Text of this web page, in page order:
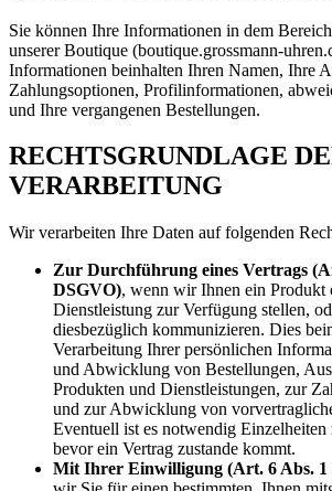
Sie können Ihre Informationen in dem
unserer Boutique (boutique.grossmann-
Informationen beinhalten Ihren Namen, Ihre
Zahlungsoptionen, Profilinformationen,
und Ihre vergangenen Bestellungen.
RECHTSGRUNDLAGE
VERARBEITUNG
Wir verarbeiten Ihre Daten auf folgenden
Zur Durchführung eines Vertrags
DSGVO), wenn wir Ihnen ein Produkt
Dienstleistung zur Verfügung stellen,
diesbezüglich kommunizieren. Dies
Verarbeitung Ihrer persönlichen
und Abwicklung von Bestellungen,
Produkten und Dienstleistungen, zur
und zur Abwicklung von
Eventuell ist es notwendig
bevor ein Vertrag zustande kommt.
Mit Ihrer Einwilligung (Art. 6 Abs. 1